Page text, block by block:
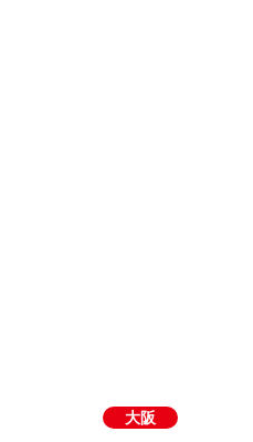
大阪